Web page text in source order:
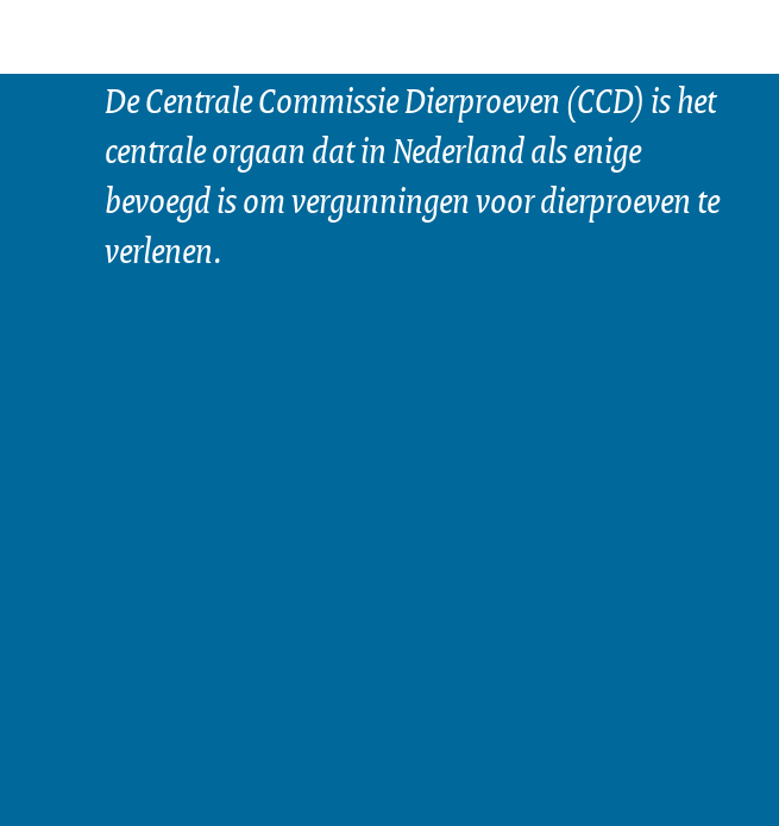
De Centrale Commissie Dierproeven (CCD) is het
centrale orgaan dat in Nederland als enige
bevoegd is om vergunningen voor dierproeven te
verlenen.